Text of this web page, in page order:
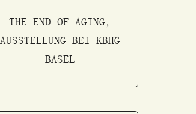
THE END OF AGING,
AUSSTELLUNG BEI KBHG
BASEL